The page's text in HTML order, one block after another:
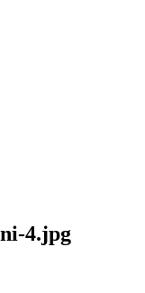
4.jpg